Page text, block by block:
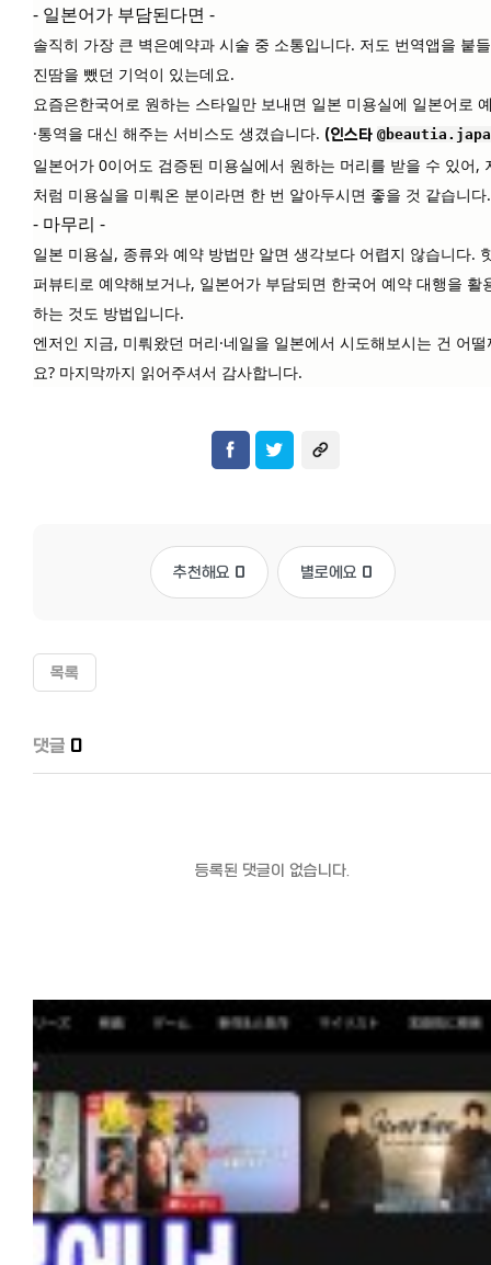
- 일본어가 부담된다면 -
솔직히 가장 큰 벽은예약과 시술 중 소통입니다. 저도 번역앱을 붙
진땀을 뺐던 기억이 있는데요.
요즘은한국어로 원하는 스타일만 보내면 일본 미용실에 일본어로
·통역을 대신 해주는 서비스도 생겼습니다. (인스타
일본어가 0이어도 검증된 미용실에서 원하는 머리를 받을 수 있어,
처럼 미용실을 미뤄온 분이라면 한 번 알아두시면 좋을 것 같습니다.
- 마무리 -
일본 미용실, 종류와 예약 방법만 알면 생각보다 어렵지 않습니다.
퍼뷰티로 예약해보거나, 일본어가 부담되면 한국어 예약 대행을 활
하는 것도 방법입니다.
엔저인 지금, 미뤄왔던 머리·네일을 일본에서 시도해보시는 건 어떨
요? 마지막까지 읽어주셔서 감사합니다.
추천해요 0 별로에요 0
목록
댓글 0
등록된 댓글이 없습니다.